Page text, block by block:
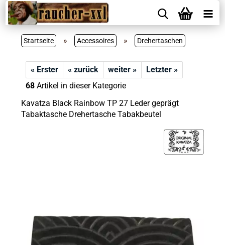
Startseite » Accessoires » Drehertaschen
« Erster « zurück weiter »
Letzter »
68Artikel in dieser Kategorie
Kavatza Black Rainbow TP 27 Leder geprägt
Tabaktasche Drehertasche Tabakbeutel